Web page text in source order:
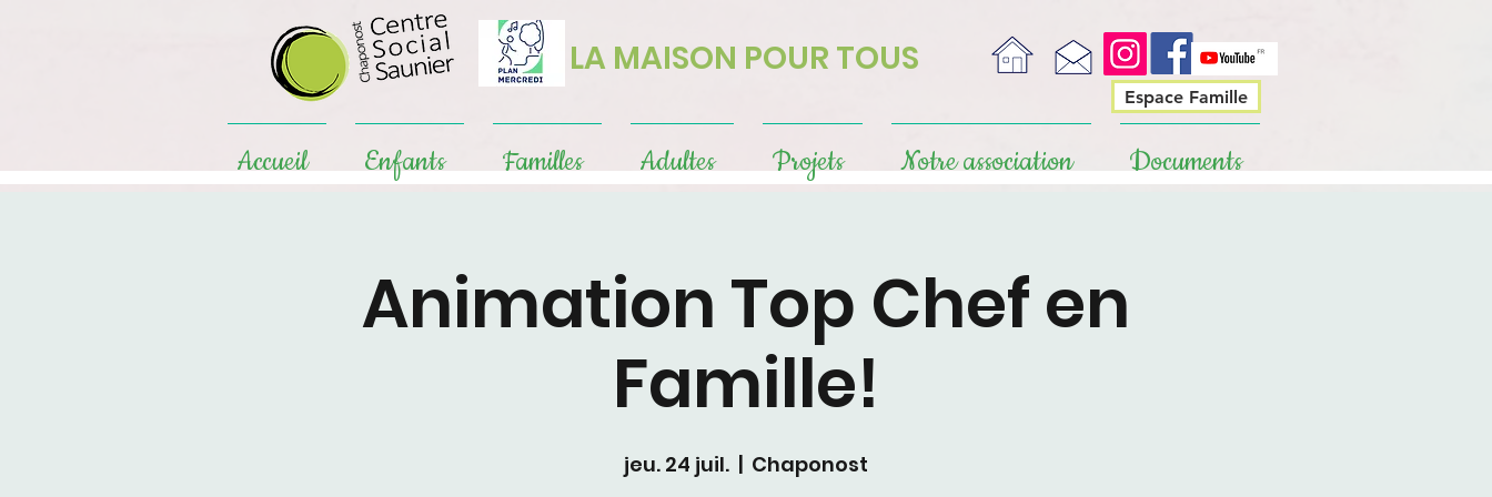
LA MAISON POUR TOUS
Espace Famille
Accueil Enfants Familles Adultes Projets Notre association Documents
Animation Top Chef en
Famille!
jeu. 24 juil.
  |
Chaponost